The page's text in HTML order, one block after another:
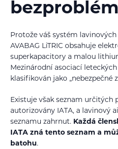
Protože váš systém lavinových
AVABAG LiTRIC obsahuje
superkapacitory a malou
Mezinárodní asociací
klasifikován jako „nebezpečné
Existuje však seznam určitých
autorizovány IATA, a lavinový
seznamu zahrnut. Každá
IATA zná tento seznam a
batohu.